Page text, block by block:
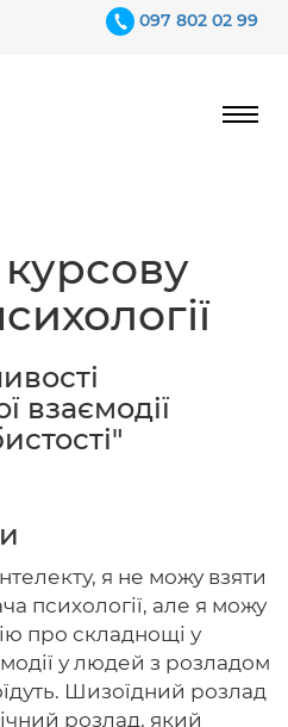
097 802 02 99
взаємодії
я не можу взяти
психології, але я можу
про складнощі у
у людей з розладом
Шизоїдний розлад
розлад, який
802 02 99